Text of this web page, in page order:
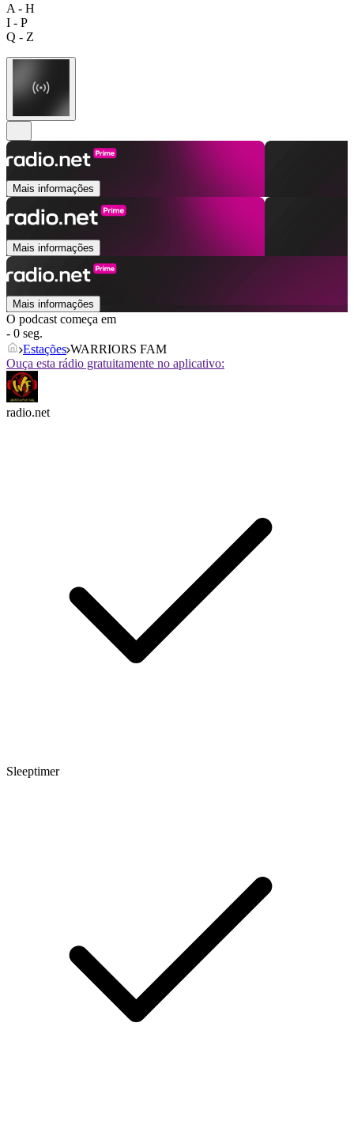
A - H
I - P
Q - Z
Mais informações
Mais informações
Mais informações
O podcast começa em
- 0 seg.
Estações WARRIORS FAM
Ouça esta rádio gratuitamente no aplicativo:
radio.net
Sleeptimer